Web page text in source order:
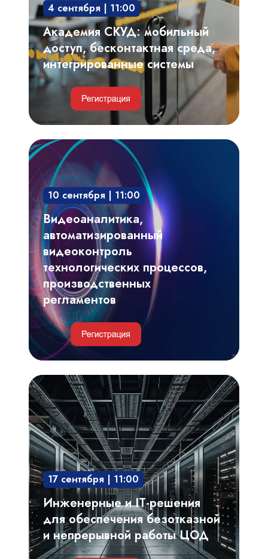
интегрированные
системы
4 сентября | 11:00
Академия СКУД: мобильный
доступ, бесконтактная среда,
интегрированные системы
Видеоаналитика,
автоматизированный
видеоконтроль
технологических
процессов,
производственных
регламентов
10 сентября | 11:00
Видеоаналитика,
автоматизированный
видеоконтроль
технологических процессов,
производственных
регламентов
Инженерные
и
IT-
решения
для
обеспечения
безотказной
и
непрерывной
работы
ЦОД
17 сентября | 11:00
Инженерные и IT-решения
для обеспечения безотказной
и непрерывной работы ЦОД